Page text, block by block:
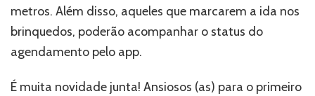
metros. Além disso, aqueles que marcarem a ida nos
brinquedos, poderão acompanhar o status do
agendamento pelo app.
É muita novidade junta! Ansiosos (as) para o primeiro